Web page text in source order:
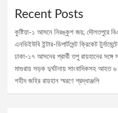
Recent Posts
কুষ্টিয়া-১ আসনে নিরঙ্কুশ জয়; দৌলতপুরে
এনডিইউবি ইন্টার-ডিপার্টমেন্ট ক্রিকেট
ঢাকা-১৭ আসনের প্রার্থী তপু রায়হানের সঙ্গে
মাগুরায় সড়ক দুর্ঘটনায় সাংবাদিকসহ আহত ৬
শহীদ জহির রায়হান স্মরণে শ্রদ্ধাঞ্জলি